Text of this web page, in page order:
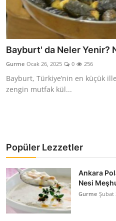
Şehirler
Helal Gıda & Dini Hükümler
Gıda Güvenliği & Bilimi
Kalori & Diyet Rehberi
Temel Gıda ve Ürün
Yöresel Tarifler & Ev
Gıda Güvenliği & Sağlık
Bayburt' da Neler Yenir?
Gurme Ocak 26, 2025 0 256
Bayburt, Türkiye’nin en küçük
zengin mutfak kül...
Popüler Lezzetler
Ankara
Nesi
Gurme Şubat